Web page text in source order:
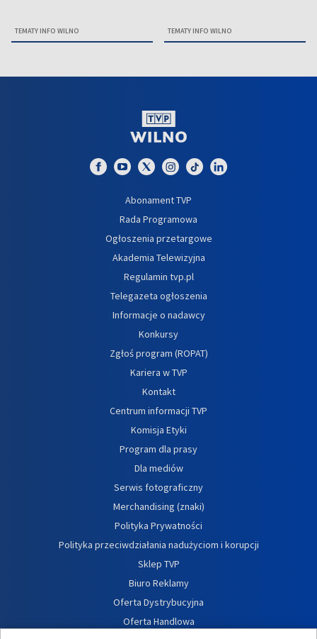
TEMATY INFO WILNO TEMATY INFO WILNO
Abonament TVP
Rada Programowa
Ogłoszenia przetargowe
Akademia Telewizyjna
Regulamin tvp.pl
Telegazeta ogłoszenia
Informacje o nadawcy
Konkursy
Zgłoś program (ROPAT)
Kariera w TVP
Kontakt
Centrum informacji TVP
Komisja Etyki
Program dla prasy
Dla mediów
Serwis fotograficzny
Merchandising (znaki)
Polityka Prywatności
Polityka przeciwdziałania nadużyciom i korupcji
Sklep TVP
Biuro Reklamy
Oferta Dystrybucyjna
Oferta Handlowa